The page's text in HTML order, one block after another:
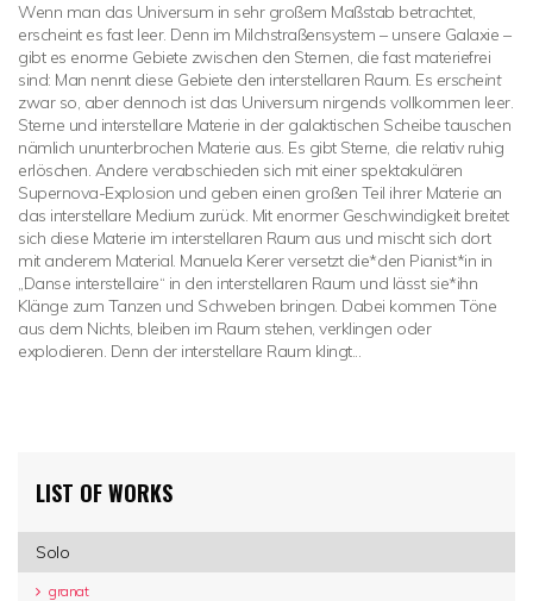
Wenn man das Universum in sehr großem Maßstab betrachtet,
erscheint es fast leer. Denn im Milchstraßensystem – unsere Galaxie –
gibt es enorme Gebiete zwischen den Sternen, die fast materiefrei
sind: Man nennt diese Gebiete den interstellaren Raum. Es erscheint
zwar so, aber dennoch ist das Universum nirgends vollkommen leer.
Sterne und interstellare Materie in der galaktischen Scheibe tauschen
nämlich ununterbrochen Materie aus. Es gibt Sterne, die relativ ruhig
erlöschen. Andere verabschieden sich mit einer spektakulären
Supernova-Explosion und geben einen großen Teil ihrer Materie an
das interstellare Medium zurück. Mit enormer Geschwindigkeit breitet
sich diese Materie im interstellaren Raum aus und mischt sich dort
mit anderem Material. Manuela Kerer versetzt die*den Pianist*in in
„Danse interstellaire“ in den interstellaren Raum und lässt sie*ihn
Klänge zum Tanzen und Schweben bringen. Dabei kommen Töne
aus dem Nichts, bleiben im Raum stehen, verklingen oder
explodieren. Denn der interstellare Raum klingt...
LIST OF WORKS
Solo
granat